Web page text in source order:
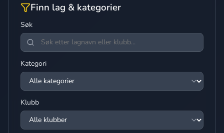
Finn lag & kategorier
Søk
Kategori
Klubb